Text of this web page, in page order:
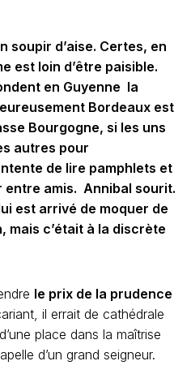
soupir d’aise. Certes, en
est loin d’être paisible.
en Guyenne la
Bordeaux est
Bourgogne, si les uns
autres pour
de lire pamphlets et
entre amis. Annibal sourit.
est arrivé de moquer de
mais c’était à la discrète
le prix de la prudence
il errait de cathédrale
place dans la maîtrise
d’un grand seigneur.